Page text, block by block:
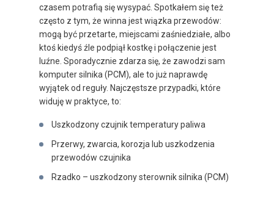
czasem potrafią się wysypać. Spotkałem się też
często z tym, że winna jest wiązka przewodów:
mogą być przetarte, miejscami zaśniedziałe, albo
ktoś kiedyś źle podpiął kostkę i połączenie jest
luźne. Sporadycznie zdarza się, że zawodzi sam
komputer silnika (PCM), ale to już naprawdę
wyjątek od reguły. Najczęstsze przypadki, które
widuję w praktyce, to:
Uszkodzony czujnik temperatury paliwa
Przerwy, zwarcia, korozja lub uszkodzenia
przewodów czujnika
Rzadko – uszkodzony sterownik silnika (PCM)